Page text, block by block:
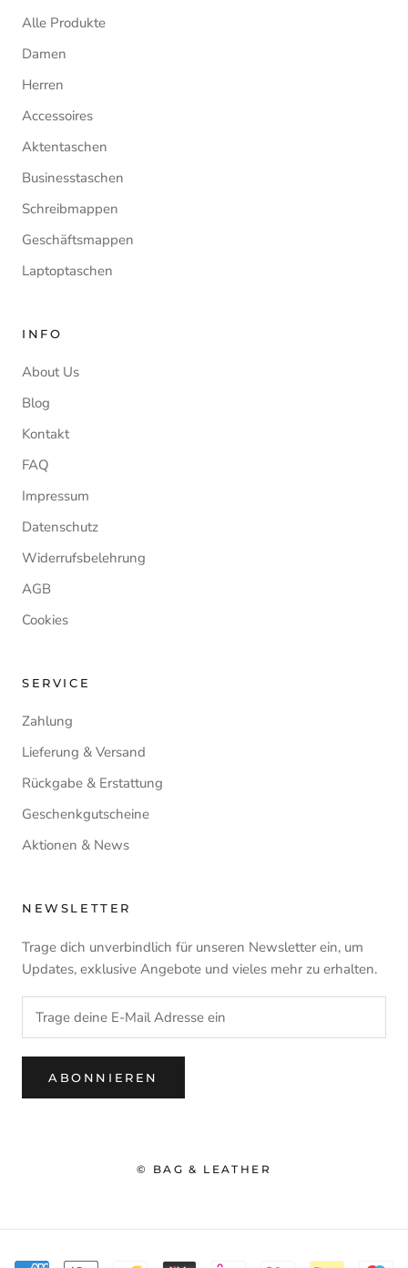
Alle Produkte
Damen
Herren
Accessoires
Aktentaschen
Businesstaschen
Schreibmappen
Geschäftsmappen
Laptoptaschen
INFO
About Us
Blog
Kontakt
FAQ
Impressum
Datenschutz
Widerrufsbelehrung
AGB
Cookies
SERVICE
Zahlung
Lieferung & Versand
Rückgabe & Erstattung
Geschenkgutscheine
Aktionen & News
NEWSLETTER
Trage dich unverbindlich für unseren Newsletter ein, um
Updates, exklusive Angebote und vieles mehr zu erhalten.
ABONNIEREN
© BAG & LEATHER